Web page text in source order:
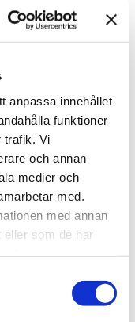
anpassa innehållet
funktioner
trafik. Vi
och annan
medier och
med.
med annan
eller som de har
EExd